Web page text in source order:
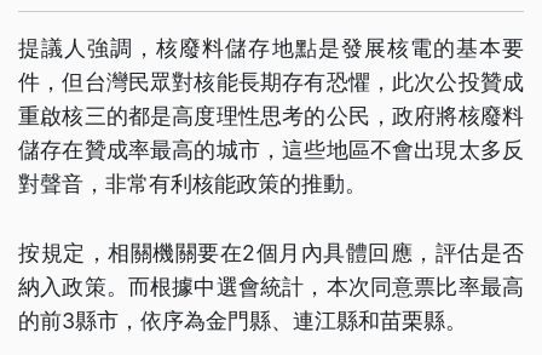
提議人強調，核廢料儲存地點是發展核電的基本要
件，但台灣民眾對核能長期存有恐懼，此次公投贊成
重啟核三的都是高度理性思考的公民，政府將核廢料
儲存在贊成率最高的城市，這些地區不會出現太多反
對聲音，非常有利核能政策的推動。
按規定，相關機關要在2個月內具體回應，評估是否
納入政策。而根據中選會統計，本次同意票比率最高
的前3縣市，依序為金門縣、連江縣和苗栗縣。